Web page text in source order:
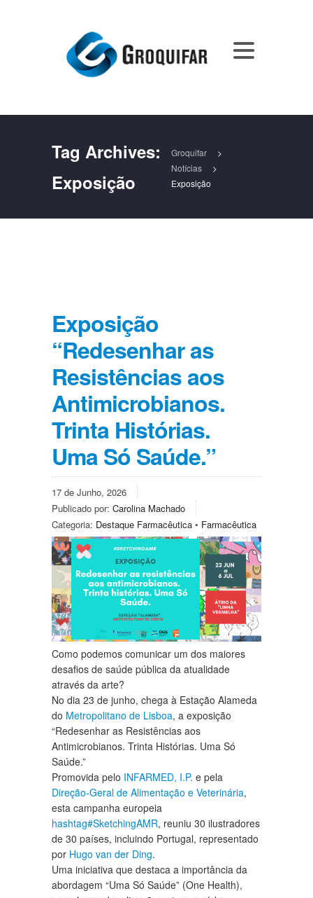
Tag Archives:
Exposição
Groquifar
>
Notícias
>
Exposição
Exposição
“Redesenhar as
Resistências aos
Antimicrobianos.
Trinta Histórias.
Uma Só Saúde.”
17 de Junho, 2026
Publicado por: Carolina Machado
Categoria: Destaque Farmacêutica • Farmacêutica
Como podemos comunicar um dos maiores
desafios de saúde pública da atualidade
através da arte?
No dia 23 de junho, chega à Estação Alameda
do Metropolitano de Lisboa, a exposição
“Redesenhar as Resistências aos
Antimicrobianos. Trinta Histórias. Uma Só
Saúde.”
Promovida pelo INFARMED, I.P. e pela
Direção-Geral de Alimentação e Veterinária,
esta campanha europeia
hashtag#SketchingAMR, reuniu 30 ilustradores
de 30 países, incluindo Portugal, representado
por Hugo van der Ding.
Uma iniciativa que destaca a importância da
abordagem “Uma Só Saúde” (One Health),